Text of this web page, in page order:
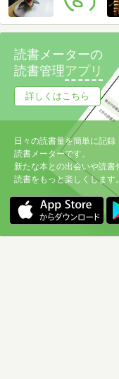
読書メーターの
読書管理アプリ
詳しくはこちら
日々の読書量を簡単に記
読書メーターです。
新たな本との出会いや読書
読書をもっと楽しくします。